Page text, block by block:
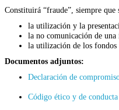
Constituirá “fraude”, siempre
la utilización y la
la no comunicación de
la utilización de los fondos
Documentos adjuntos:
Declaración de
Código ético y de